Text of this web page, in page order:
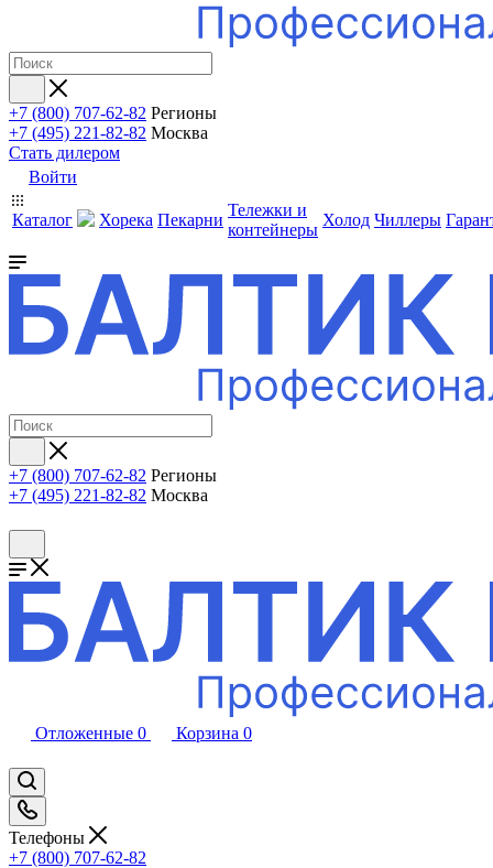
+7 (800) 707-62-82 Регионы
+7 (495) 221-82-82 Москва
Стать дилером
Войти
Каталог Хорека Пекарни
Тележки и
контейнеры
Холод Чиллеры
+7 (800) 707-62-82 Регионы
+7 (495) 221-82-82 Москва
Отложенные 0 Корзина 0
Телефоны
+7 (800) 707-62-82